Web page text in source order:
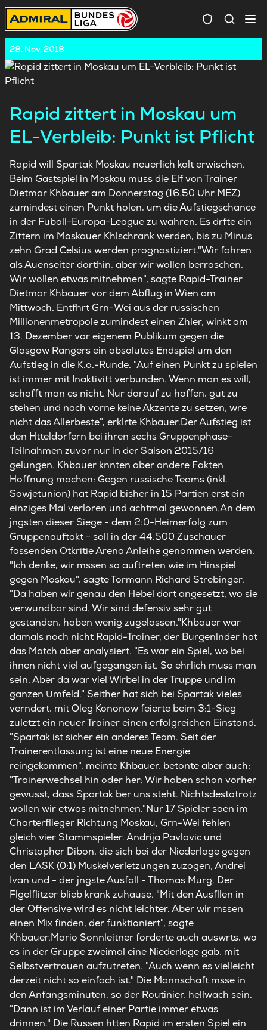
28. Nov. 2018
Rapid zittert in Moskau um
EL-Verbleib: Punkt ist Pflicht
Rapid will Spartak Moskau neuerlich kalt erwischen.
Beim Gastspiel in Moskau muss die Elf von Trainer
Dietmar Khbauer am Donnerstag (16.50 Uhr MEZ)
zumindest einen Punkt holen, um die Aufstiegschance
in der Fuball-Europa-League zu wahren. Es drfte ein
Zittern im Moskauer Khlschrank werden, bis zu Minus
zehn Grad Celsius werden prognostiziert."Wir fahren
als Auenseiter dorthin, aber wir wollen berraschen.
Wir wollen etwas mitnehmen", sagte Rapid-Trainer
Dietmar Khbauer vor dem Abflug in Wien am
Mittwoch. Entfhrt Grn-Wei aus der russischen
Millionenmetropole zumindest einen Zhler, winkt am
13. Dezember vor eigenem Publikum gegen die
Glasgow Rangers ein absolutes Endspiel um den
Aufstieg in die K.o.-Runde. "Auf einen Punkt zu spielen
ist immer mit Inaktivitt verbunden. Wenn man es will,
schafft man es nicht. Nur darauf zu hoffen, gut zu
stehen und nach vorne keine Akzente zu setzen, wre
nicht das Allerbeste", erklrte Khbauer.Der Aufstieg ist
den Htteldorfern bei ihren sechs Gruppenphase-
Teilnahmen zuvor nur in der Saison 2015/16
gelungen. Khbauer knnten aber andere Fakten
Hoffnung machen: Gegen russische Teams (inkl.
Sowjetunion) hat Rapid bisher in 15 Partien erst ein
einziges Mal verloren und achtmal gewonnen.An dem
jngsten dieser Siege - dem 2:0-Heimerfolg zum
Gruppenauftakt - soll in der 44.500 Zuschauer
fassenden Otkritie Arena Anleihe genommen werden.
"Ich denke, wir mssen so auftreten wie im Hinspiel
gegen Moskau", sagte Tormann Richard Strebinger.
"Da haben wir genau den Hebel dort angesetzt, wo sie
verwundbar sind. Wir sind defensiv sehr gut
gestanden, haben wenig zugelassen."Khbauer war
damals noch nicht Rapid-Trainer, der Burgenlnder hat
das Match aber analysiert. "Es war ein Spiel, wo bei
ihnen nicht viel aufgegangen ist. So ehrlich muss man
sein. Aber da war viel Wirbel in der Truppe und im
ganzen Umfeld." Seither hat sich bei Spartak vieles
verndert, mit Oleg Kononow feierte beim 3:1-Sieg
zuletzt ein neuer Trainer einen erfolgreichen Einstand.
"Spartak ist sicher ein anderes Team. Seit der
Trainerentlassung ist eine neue Energie
reingekommen", meinte Khbauer, betonte aber auch:
"Trainerwechsel hin oder her: Wir haben schon vorher
gewusst, dass Spartak ber uns steht. Nichtsdestotrotz
wollen wir etwas mitnehmen."Nur 17 Spieler saen im
Charterflieger Richtung Moskau, Grn-Wei fehlen
gleich vier Stammspieler. Andrija Pavlovic und
Christopher Dibon, die sich bei der Niederlage gegen
den LASK (0:1) Muskelverletzungen zuzogen, Andrei
Ivan und - der jngste Ausfall - Thomas Murg. Der
Flgelflitzer blieb krank zuhause. "Mit den Ausfllen in
der Offensive wird es nicht leichter. Aber wir mssen
einen Mix finden, der funktioniert", sagte
Khbauer.Mario Sonnleitner forderte auch auswrts, wo
es in der Gruppe zweimal eine Niederlage gab, mit
Selbstvertrauen aufzutreten. "Auch wenn es vielleicht
derzeit nicht so einfach ist." Die Mannschaft msse in
den Anfangsminuten, so der Routinier, hellwach sein.
"Dann ist im Verlauf einer Partie immer etwas
drinnen." Die Russen htten Rapid im ersten Spiel ein